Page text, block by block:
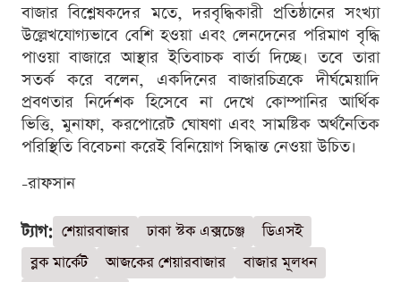
বাজার বিশ্লেষকদের মতে, দরবৃদ্ধিকারী প্রতিষ্ঠানের সংখ্যা
উল্লেখযোগ্যভাবে বেশি হওয়া এবং লেনদেনের পরিমাণ বৃদ্ধি
পাওয়া বাজারে আস্থার ইতিবাচক বার্তা দিচ্ছে। তবে তারা
সতর্ক করে বলেন, একদিনের বাজারচিত্রকে দীর্ঘমেয়াদি
প্রবণতার নির্দেশক হিসেবে না দেখে কোম্পানির আর্থিক
ভিত্তি, মুনাফা, করপোরেট ঘোষণা এবং সামষ্টিক অর্থনৈতিক
পরিস্থিতি বিবেচনা করেই বিনিয়োগ সিদ্ধান্ত নেওয়া উচিত।
-রাফসান
ট্যাগ: শেয়ারবাজার ঢাকা স্টক এক্সচেঞ্জ
ডিএসই
ব্লক মার্কেট
আজকের শেয়ারবাজার
বাজার মূলধন